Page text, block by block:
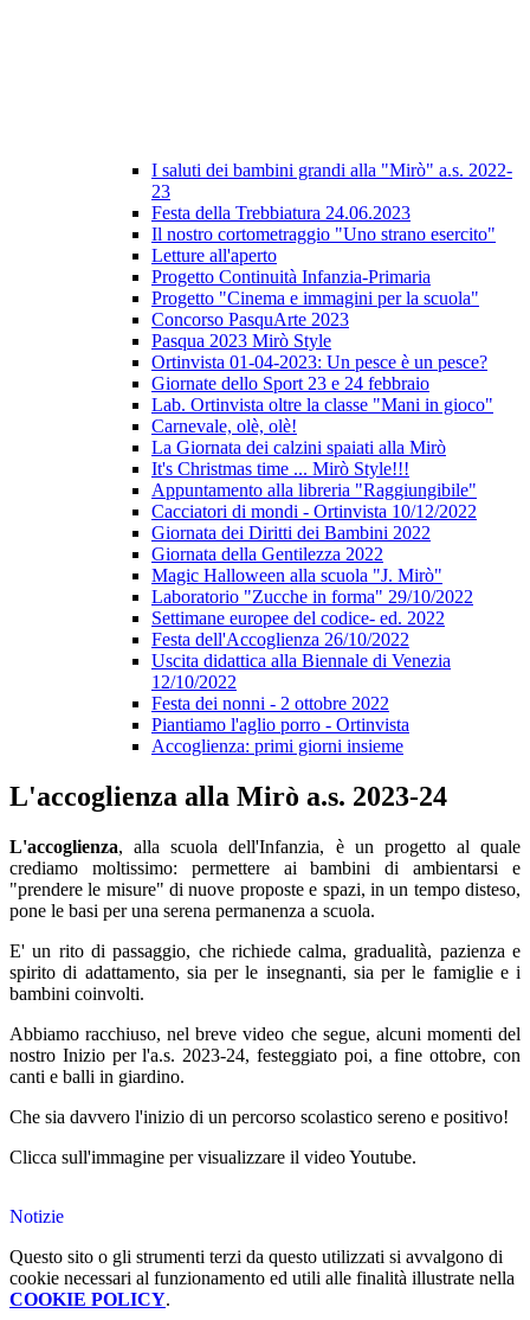
I saluti dei bambini grandi alla "Mirò" a.s. 2022-
23
Festa della Trebbiatura 24.06.2023
Il nostro cortometraggio "Uno strano esercito"
Letture all'aperto
Progetto Continuità Infanzia-Primaria
Progetto "Cinema e immagini per la scuola"
Concorso PasquArte 2023
Pasqua 2023 Mirò Style
Ortinvista 01-04-2023: Un pesce è un pesce?
Giornate dello Sport 23 e 24 febbraio
Lab. Ortinvista oltre la classe "Mani in gioco"
Carnevale, olè, olè!
La Giornata dei calzini spaiati alla Mirò
It's Christmas time ... Mirò Style!!!
Appuntamento alla libreria "Raggiungibile"
Cacciatori di mondi - Ortinvista 10/12/2022
Giornata dei Diritti dei Bambini 2022
Giornata della Gentilezza 2022
Magic Halloween alla scuola "J. Mirò"
Laboratorio "Zucche in forma" 29/10/2022
Settimane europee del codice- ed. 2022
Festa dell'Accoglienza 26/10/2022
Uscita didattica alla Biennale di Venezia
12/10/2022
Festa dei nonni - 2 ottobre 2022
Piantiamo l'aglio porro - Ortinvista
Accoglienza: primi giorni insieme
L'accoglienza alla Mirò a.s. 2023-24
L'accoglienza, alla scuola dell'Infanzia, è un progetto al quale
crediamo moltissimo: permettere ai bambini di ambientarsi e
"prendere le misure" di nuove proposte e spazi, in un tempo disteso,
pone le basi per una serena permanenza a scuola.
E' un rito di passaggio, che richiede calma, gradualità, pazienza e
spirito di adattamento, sia per le insegnanti, sia per le famiglie e i
bambini coinvolti.
Abbiamo racchiuso, nel breve video che segue, alcuni momenti del
nostro Inizio per l'a.s. 2023-24, festeggiato poi, a fine ottobre, con
canti e balli in giardino.
Che sia davvero l'inizio di un percorso scolastico sereno e positivo!
Clicca sull'immagine per visualizzare il video Youtube.
Notizie
Questo sito o gli strumenti terzi da questo utilizzati si avvalgono di
cookie necessari al funzionamento ed utili alle finalità illustrate nella
COOKIE POLICY.